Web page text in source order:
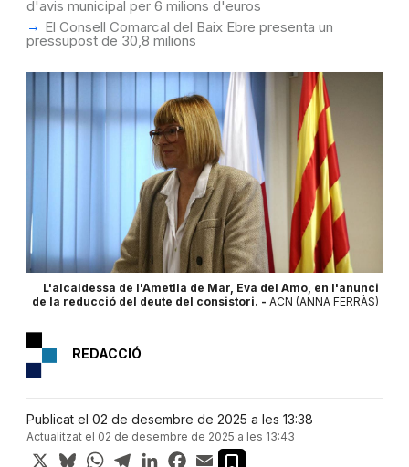
d'avis municipal per 6 milions d'euros
El Consell Comarcal del Baix Ebre presenta un
pressupost de 30,8 milions
L'alcaldessa de l'Ametlla de Mar, Eva del Amo, en l'anunci
de la reducció del deute del consistori. - ACN (ANNA FERRÀS)
REDACCIÓ
Publicat el 02 de desembre de 2025 a les 13:38
Actualitzat el 02 de desembre de 2025 a les 13:43
X BlueskyWhatsApp
TelegramLinkedInFacebook
Email